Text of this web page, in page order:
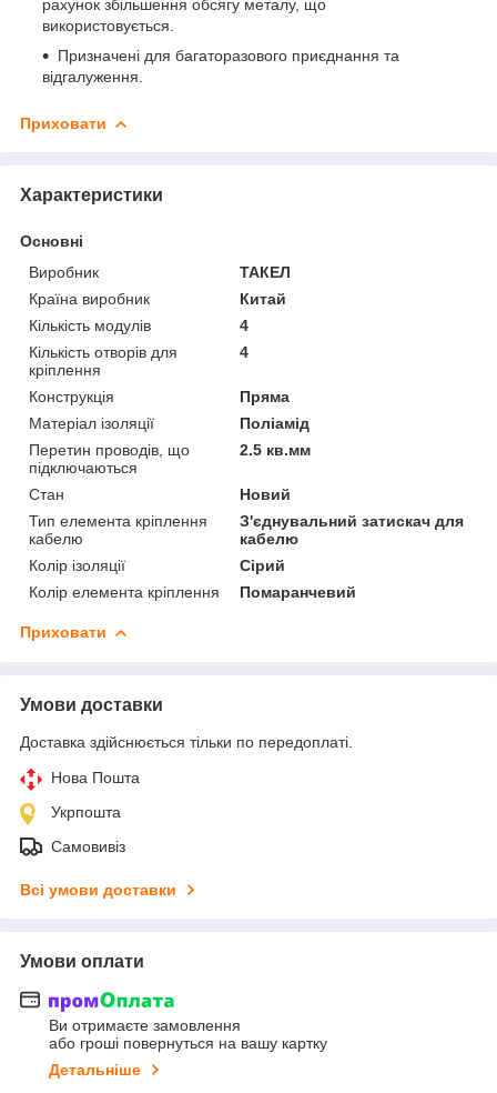
рахунок збільшення обсягу металу, що
використовується.
Призначені для багаторазового приєднання та
відгалуження.
Приховати
Характеристики
Основні
Виробник
ТАКЕЛ
Країна виробник
Китай
Кількість модулів
4
Кількість отворів для
кріплення
4
Конструкція
Пряма
Матеріал ізоляції
Поліамід
Перетин проводів, що
підключаються
2.5 кв.мм
Стан
Новий
Тип елемента кріплення
кабелю
З'єднувальний затискач для
кабелю
Колір ізоляції
Сірий
Колір елемента кріплення
Помаранчевий
Приховати
Умови доставки
Доставка здійснюється тільки по передоплаті.
Нова Пошта
Укрпошта
Самовивіз
Всі умови доставки
Умови оплати
Ви отримаєте замовлення
або гроші повернуться на вашу картку
Детальніше